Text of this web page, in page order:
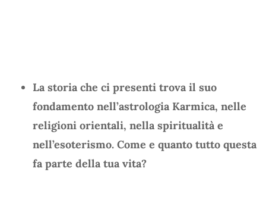
La storia che ci presenti trova il suo
fondamento nell’astrologia Karmica, nelle
religioni orientali, nella spiritualità e
nell’esoterismo. Come e quanto tutto questa
fa parte della tua vita?